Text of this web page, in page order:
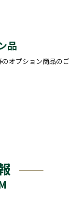
品
オプション商品のご